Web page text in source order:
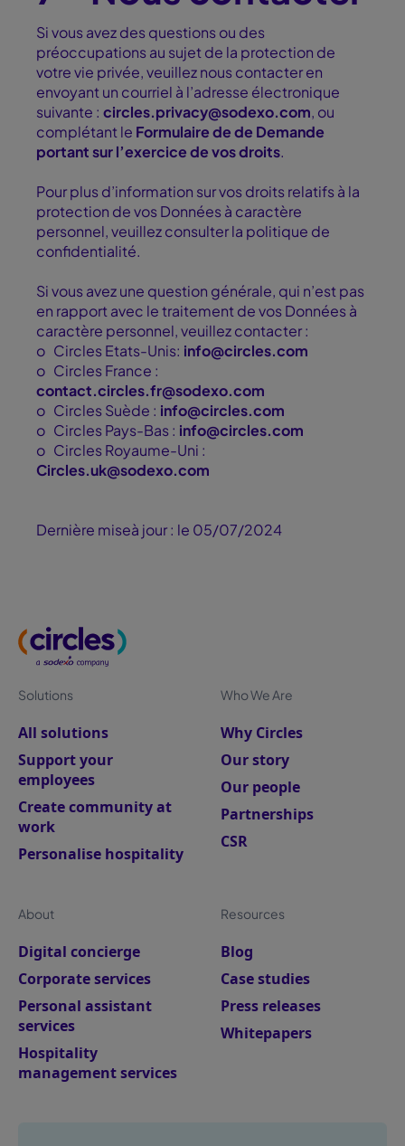
Si vous avez des questions ou des
préoccupations au sujet de la protection de
votre vie privée, veuillez nous contacter en
envoyant un courriel à l’adresse électronique
suivante : circles.privacy@sodexo.com, ou
complétant le Formulaire de de Demande
portant sur l’exercice de vos droits.
Pour plus d’information sur vos droits relatifs à la
protection de vos Données à caractère
personnel, veuillez consulter la politique de
confidentialité.
Si vous avez une question générale, qui n’est pas
en rapport avec le traitement de vos Données à
caractère personnel, veuillez contacter :
o Circles Etats-Unis: info@circles.com
o Circles France :
contact.circles.fr@sodexo.com
o Circles Suède : info@circles.com
o Circles Pays-Bas : info@circles.com
o Circles Royaume-Uni :
Circles.uk@sodexo.com
Dernière miseà jour : le 05/07/2024
Solutions
All solutions
Support your
employees
Create community at
work
Personalise hospitality
Who We Are
Why Circles
Our story
Our people
Partnerships
CSR
About
Digital concierge
Corporate services
Personal assistant
services
Hospitality
management services
Resources
Blog
Case studies
Press releases
Whitepapers